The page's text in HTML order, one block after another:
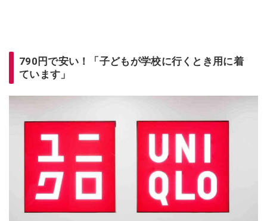
790円で安い！「子どもが学校に行くとき用に着
ています」